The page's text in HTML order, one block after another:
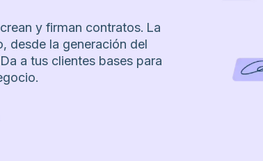
y firman contratos. La
desde la generación del
a tus clientes bases para